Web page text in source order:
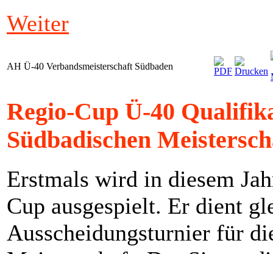
Weiter
AH Ü-40 Verbandsmeisterschaft Südbaden
Regio-Cup Ü-40
Südbadischen
Erstmals wird in diesem
Cup ausgespielt. Er dient
Ausscheidungsturnier für